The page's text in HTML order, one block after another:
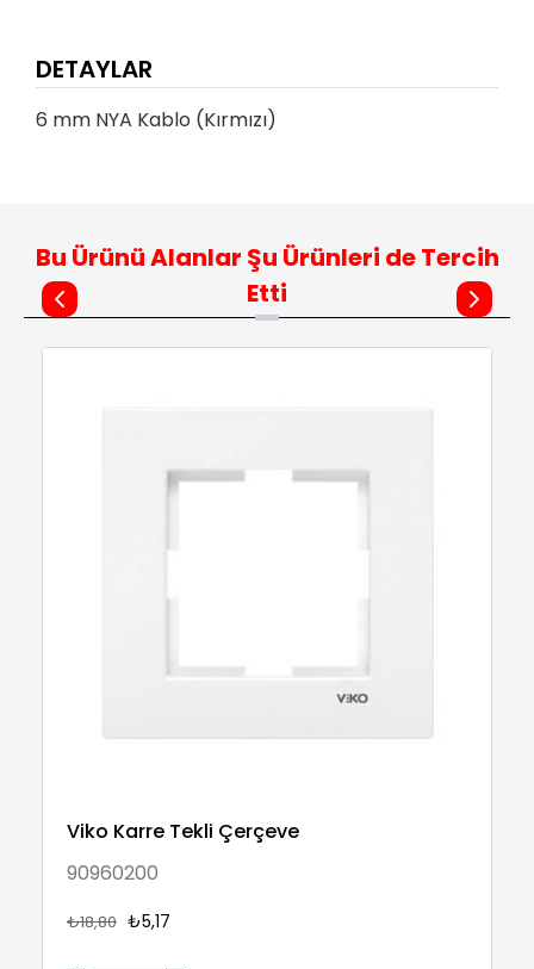
DETAYLAR
6 mm NYA Kablo (Kırmızı)
Bu Ürünü Alanlar Şu Ürünleri de Tercih
Etti
Viko Karre Tekli Çerçeve
90960200
₺18,80 ₺5,17